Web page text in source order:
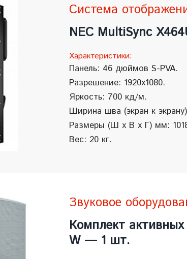
Система
NEC MultiSync
Характеристики:
Панель: 46 дюймов S-PVA.
Разрешение: 1920x1080.
Яркость: 700 кд/м.
Ширина шва (экран к
Размеры (Ш x В x Г) мм:
Вес: 20 кг.
Звуковое
Комплект активных
W — 1 шт.